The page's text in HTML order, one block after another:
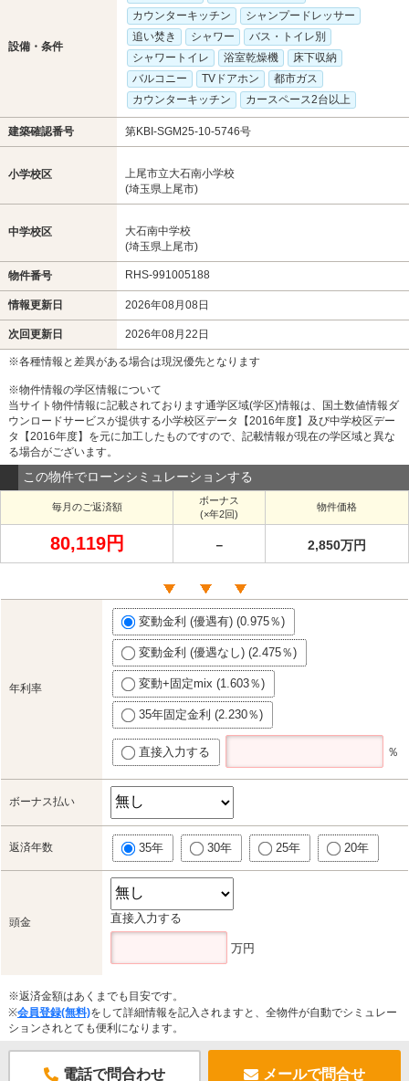
設備・条件
カウンターキッチン
シャンプードレッサー
追い焚き
シャワー
バス・トイレ別
シャワートイレ
浴室乾燥機
床下収納
バルコニー
TVドアホン
都市ガス
カウンターキッチン
カースペース2台以上
建築確認番号 第KBI-SGM25-10-5746号
小学校区
上尾市立大石南小学校
(埼玉県上尾市)
中学校区
大石南中学校
(埼玉県上尾市)
物件番号 RHS-991005188
情報更新日 2026年08月08日
次回更新日 2026年08月22日
※各種情報と差異がある場合は現況優先となります
※物件情報の学区情報について
当サイト物件情報に記載されております通学区域(学区)情報は、国土数値情報ダ
ウンロードサービスが提供する小学校区データ【2016年度】及び中学校区デー
タ【2016年度】を元に加工したものですので、記載情報が現在の学区域と異な
る場合がございます。
この物件でローンシミュレーションする
毎月のご返済額
ボーナス
(×年2回)
物件価格
80,119円 － 2,850万円
年利率
変動金利 (優遇有) (0.975％)
変動金利 (優遇なし) (2.475％)
変動+固定mix (1.603％)
35年固定金利 (2.230％)
直接入力する ％
ボーナス払い
返済年数 35年 30年 25年 20年
頭金 直接入力する
万円
※返済金額はあくまでも目安です。
※会員登録(無料)をして詳細情報を記入されますと、全物件が自動でシミュレー
ションされとても便利になります。
電話で問合わせ メールで問合せ